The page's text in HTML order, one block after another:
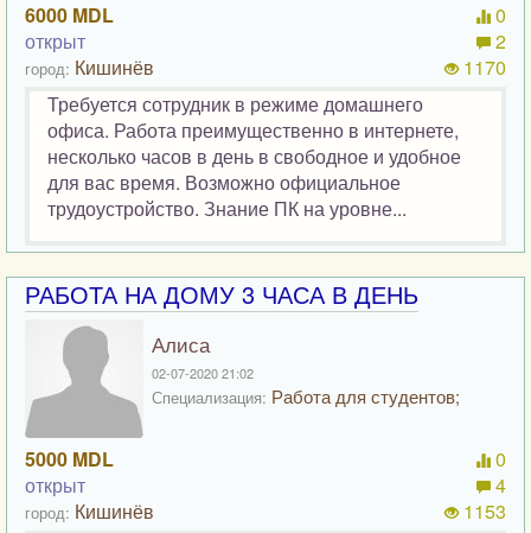
6000 MDL
открыт
город: Кишинёв
0
2
1170
Требуется сотрудник в режиме домашнего
офиса. Работа преимущественно в интернете,
несколько часов в день в свободное и удобное
для вас время. Возможно официальное
трудоустройство. Знание ПК на уровне...
РАБОТА НА ДОМУ 3 ЧАСА В ДЕНЬ
Алиса
02-07-2020 21:02
Специализация: Работа для студентов;
5000 MDL
открыт
город: Кишинёв
0
4
1153